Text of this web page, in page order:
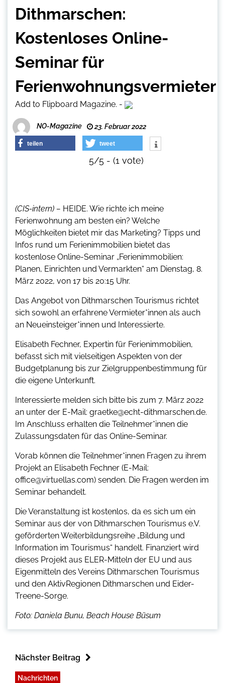
Dithmarschen:
Kostenloses Online-
Seminar für
Ferienwohnungsvermieter
Add to Flipboard Magazine. -
NO-Magazine 23. Februar 2022
teilen tweet
5/5 - (1 vote)
(CIS-intern) – HEIDE. Wie richte ich meine
Ferienwohnung am besten ein? Welche
Möglichkeiten bietet mir das Marketing? Tipps und
Infos rund um Ferienimmobilien bietet das
kostenlose Online-Seminar „Ferienimmobilien:
Planen, Einrichten und Vermarkten“ am Dienstag, 8.
März 2022, von 17 bis 20:15 Uhr.
Das Angebot von Dithmarschen Tourismus richtet
sich sowohl an erfahrene Vermieter*innen als auch
an Neueinsteiger*innen und Interessierte.
Elisabeth Fechner, Expertin für Ferienimmobilien,
befasst sich mit vielseitigen Aspekten von der
Budgetplanung bis zur Zielgruppenbestimmung für
die eigene Unterkunft.
Interessierte melden sich bitte bis zum 7. März 2022
an unter der E-Mail: graetke@echt-dithmarschen.de.
Im Anschluss erhalten die Teilnehmer*innen die
Zulassungsdaten für das Online-Seminar.
Vorab können die Teilnehmer*innen Fragen zu ihrem
Projekt an Elisabeth Fechner (E-Mail:
office@virtuellas.com) senden. Die Fragen werden im
Seminar behandelt.
Die Veranstaltung ist kostenlos, da es sich um ein
Seminar aus der von Dithmarschen Tourismus e.V.
geförderten Weiterbildungsreihe „Bildung und
Information im Tourismus“ handelt. Finanziert wird
dieses Projekt aus ELER-Mitteln der EU und aus
Eigenmitteln des Vereins Dithmarschen Tourismus
und den AktivRegionen Dithmarschen und Eider-
Treene-Sorge.
Foto: Daniela Bunu, Beach House Büsum
Nächster Beitrag
Nachrichten